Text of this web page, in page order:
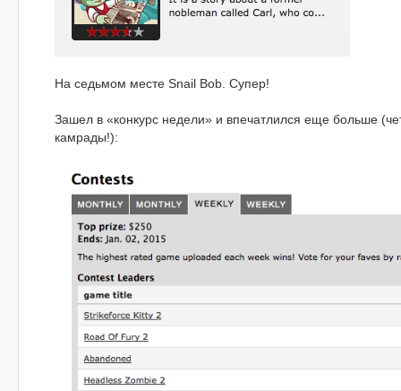
На седьмом месте Snail Bob. Супер!
Зашел в «конкурс недели» и впечатлился еще больше
камрады!):